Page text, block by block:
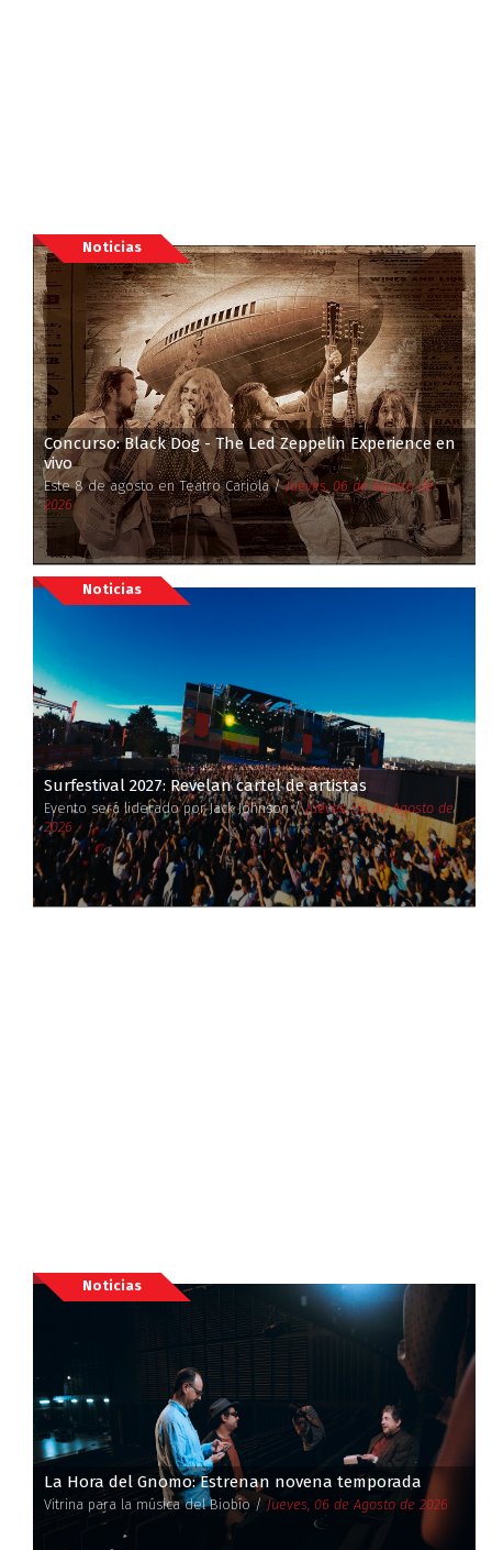
Noticias
Concurso: Black Dog - The Led Zeppelin Experience en
vivo
Este 8 de agosto en Teatro Cariola /Jueves, 06 de Agosto de
2026
Noticias
Surfestival 2027: Revelan cartel de artistas
Evento será liderado por Jack Johnson /Jueves, 06 de Agosto de
2026
Noticias
La Hora del Gnomo: Estrenan novena temporada
Vitrina para la música del Biobío /Jueves, 06 de Agosto de 2026